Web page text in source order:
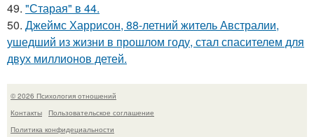
49. "Старая" в 44.
50. Джеймс Харрисон, 88-летний житель Австралии,
ушедший из жизни в прошлом году, стал спасителем для
двух миллионов детей.
© 2026 Психология отношений
Контакты
Пользовательское соглашение
Политика конфидециальности